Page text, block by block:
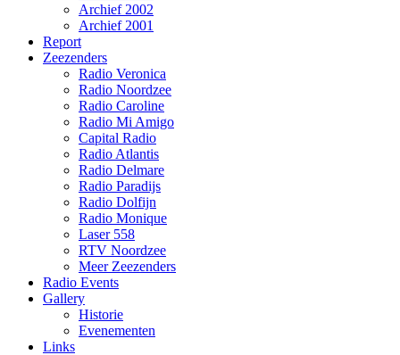
Archief 2002
Archief 2001
Report
Zeezenders
Radio Veronica
Radio Noordzee
Radio Caroline
Radio Mi Amigo
Capital Radio
Radio Atlantis
Radio Delmare
Radio Paradijs
Radio Dolfijn
Radio Monique
Laser 558
RTV Noordzee
Meer Zeezenders
Radio Events
Gallery
Historie
Evenementen
Links